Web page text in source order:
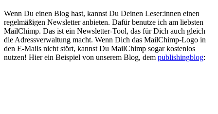
Wenn Du einen Blog hast, kannst Du Deinen Leser:innen einen
regelmäßigen Newsletter anbieten. Dafür benutze ich am liebsten
MailChimp. Das ist ein Newsletter-Tool, das für Dich auch gleich
die Adressverwaltung macht. Wenn Dich das MailChimp-Logo in
den E-Mails nicht stört, kannst Du MailChimp sogar kostenlos
nutzen! Hier ein Beispiel von unserem Blog, dem publishingblog: